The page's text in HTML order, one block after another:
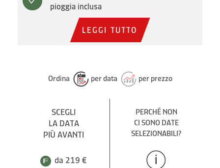
pioggia inclusa
LEGGI TUTTO
Ordina per data per prezzo
SCEGLI
LA DATA
PIÙ AVANTI
da 219 €
PERCHÉ NON
CI SONO DATE
SELEZIONABILI?